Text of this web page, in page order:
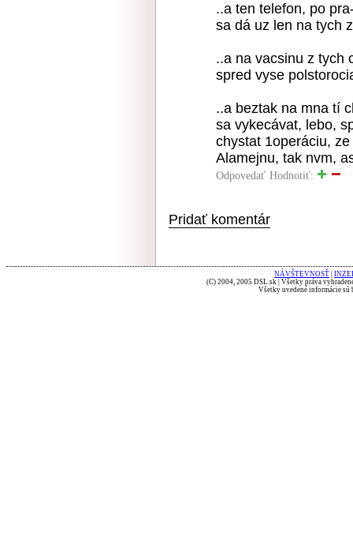
..a ten telefon, po
sa dá uz len na tych
..a na vacsinu z tych
spred vyse
..a beztak na mna tí
sa vykecávat, lebo,
chystat 1operáciu,
Alamejnu, tak nvm,
Odpovedať Hodnotiť:
Pridať komentár
NÁVŠTEVNOSŤ
(C) 2004, 2005 DSL.sk | Všetky práva
Všetky uvedené informácie sú